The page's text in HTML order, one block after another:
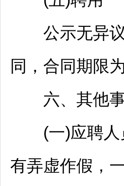
公示无异议
同，合同期限
六、其他
(一)应聘人
有弄虚作假，